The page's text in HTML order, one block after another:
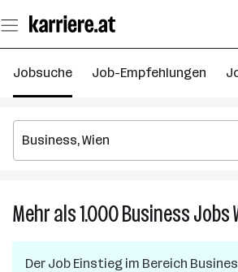
Seiteninhalt
springen
Jobsuche Job-Empfehlungen
Mehr als 1.000BusinessJobs
Der Job Einstieg im Bereich